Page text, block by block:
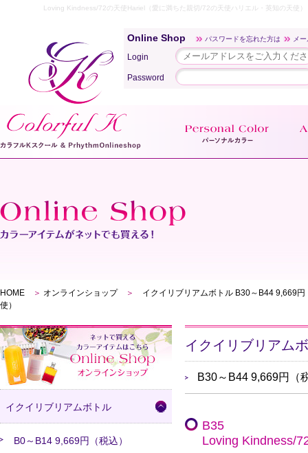
Loving Kindness/72の天使Hariel（愛に満ちた親切/72の天使ハリエル・英知の天使
Online Shop パスワードを忘れた方は メ
Login
Password
HOME ＞ オンラインショップ ＞
イクイリブリアムボトル B30～B44 9,669円
使）
イクイリブリアムボトル
B0～B14 9,669円（税込）
イクイリブリアム
B30～B44 9,669円
B35
Loving Kindness/